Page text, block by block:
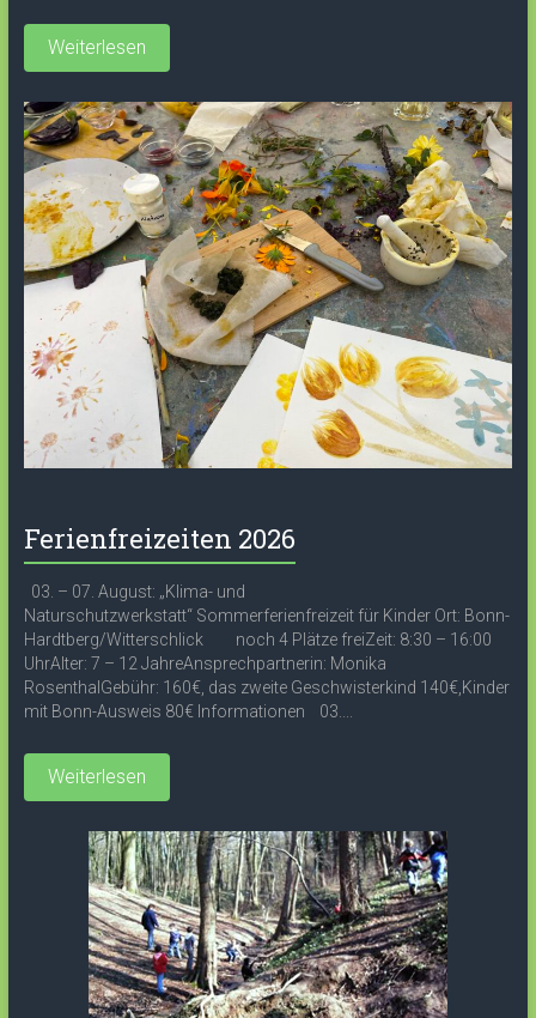
Weiterlesen
Ferienfreizeiten 2026
03. – 07. August: „Klima- und
Naturschutzwerkstatt“ Sommerferienfreizeit für Kinder Ort: Bonn-
Hardtberg/Witterschlick noch 4 Plätze freiZeit: 8:30 – 16:00
UhrAlter: 7 – 12 JahreAnsprechpartnerin: Monika
RosenthalGebühr: 160€, das zweite Geschwisterkind 140€,Kinder
mit Bonn-Ausweis 80€ Informationen 03....
Weiterlesen